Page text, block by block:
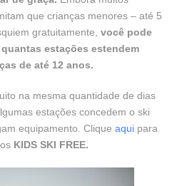
que crianças menores – até 5
gratuitamente, você pode
estações estendem
de até 12 anos.
na mesma quantidade de dias
estações concedem o ski
equipamento. Clique aqui para
KIDS SKI FREE.